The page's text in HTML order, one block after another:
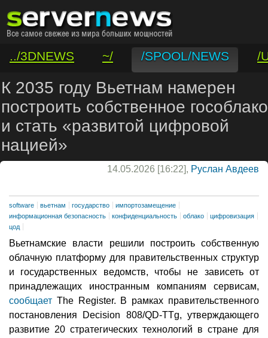
../3DNEWS ~/ /SPOOL/NEWS
/
/VAR/CONTACT
К 2035 году Вьетнам намерен
построить собственное гособлако
и стать «развитой цифровой
нацией»
14.05.2026 [16:22], Руслан Авдеев
software вьетнам государство
импортозамещение
информационная безопасность
конфиденциальность облако
цифровизация
цод
Вьетнамские власти решили построить собственную
облачную платформу для правительственных структур
и государственных ведомств, чтобы не зависеть от
принадлежащих иностранным компаниям сервисам,
сообщает The Register. В рамках правительственного
постановления Decision 808/QD-TTg, утверждающего
развитие 20 стратегических технологий в стране для